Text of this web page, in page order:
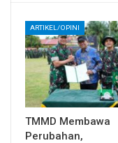
ARTIKEL/OPINI
TMMD Membawa
Perubahan,